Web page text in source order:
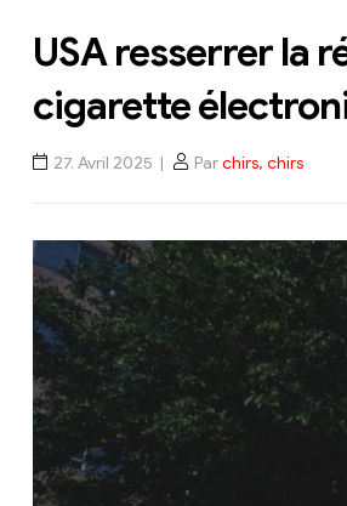
myvapesite.de
USA resserrer la
cigarette
27. Avril 2025 Parchirs, chirs